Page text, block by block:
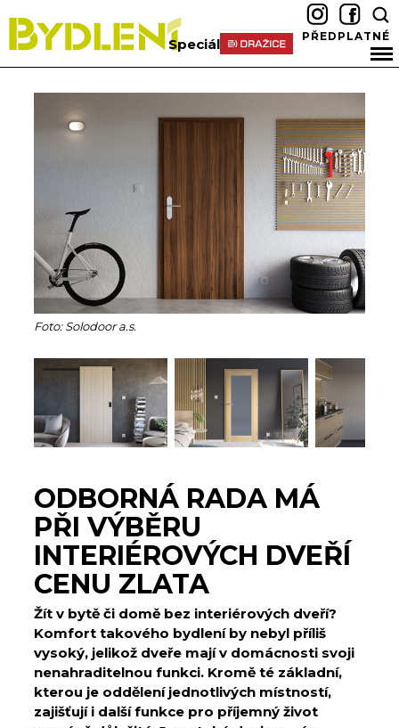
Speciál PŘEDPLATNÉ
Foto: Solodoor a.s.
ODBORNÁ RADA MÁ
PŘI VÝBĚRU
INTERIÉROVÝCH DVEŘÍ
CENU ZLATA
Žít v bytě či domě bez interiérových dveří?
Komfort takového bydlení by nebyl příliš
vysoký, jelikož dveře mají v domácnosti svoji
nenahraditelnou funkci. Kromě té základní,
kterou je oddělení jednotlivých místností,
zajišťují i další funkce pro příjemný život